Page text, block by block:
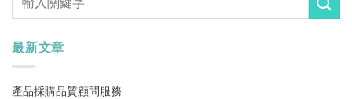
最新文章
產品採購品質顧問服務